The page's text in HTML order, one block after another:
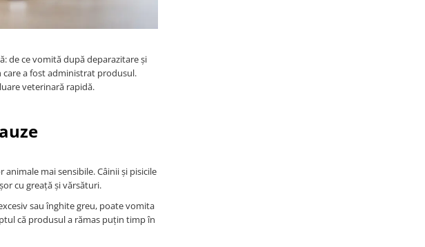
de ce vomită după deparazitare și
care a fost administrat produsul.
veterinară rapidă.
mai sensibile. Câinii și pisicile
cu greață și vărsături.
sau înghite greu, poate vomita
că produsul a rămas puțin timp în